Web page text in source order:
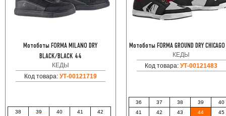
Мотоботы FORMA MILANO DRY
BLACK/BLACK 44
КЕДЫ
Код товара: УТ-00121719
38 39 40 41
42
Мотоботы FORMA GROUND DRY
КЕДЫ
Код товара:УТ-00121483
36 37 38 39
40
41
42 43 44
45